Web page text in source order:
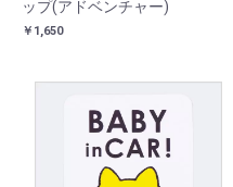
ップ(アドベンチャー)
￥1,650